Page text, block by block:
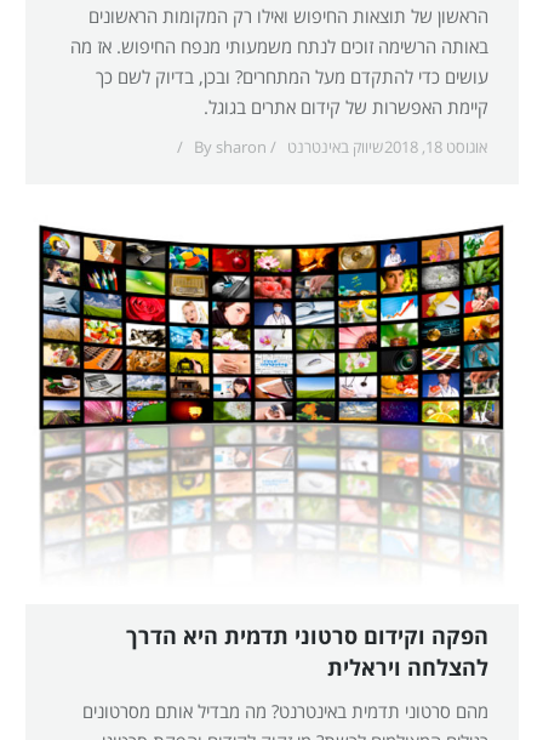
הראשון של תוצאות החיפוש ואילו רק המקומות הראשונים
באותה הרשימה זוכים לנתח משמעותי מנפח החיפוש. אז מה
עושים כדי להתקדם מעל המתחרים? ובכן, בדיוק לשם כך
קיימת האפשרות של קידום אתרים בגוגל.
אוגוסט 18, 2018 שיווק באינטרנט By sharon
הפקה וקידום סרטוני תדמית היא הדרך
להצלחה ויראלית
מהם סרטוני תדמית באינטרנט? מה מבדיל אותם מסרטונים